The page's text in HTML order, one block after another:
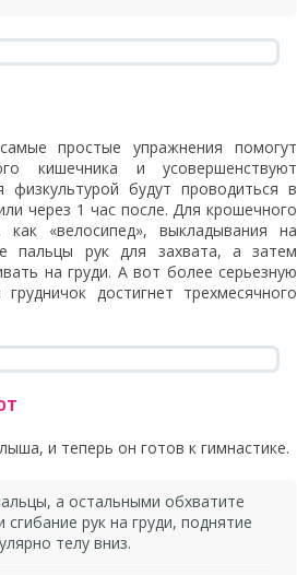
простые упражнения помогут
кишечника и усовершенствуют
будут проводиться в
через 1 час после. Для крошечного
«велосипед», выкладывания на
пальцы рук для захвата, а затем
на груди. А вот более серьезную
достигнет трехмесячного
и теперь он готов к гимнастике.
а остальными обхватите
рук на груди, поднятие
телу вниз.